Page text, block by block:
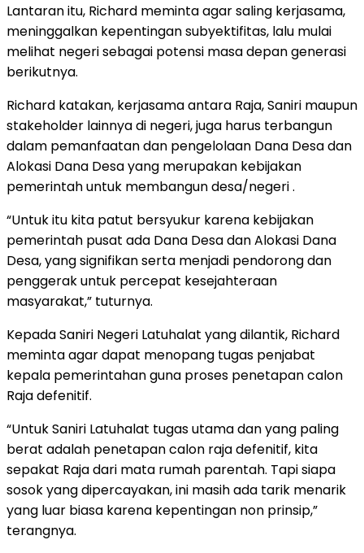
Lantaran itu, Richard meminta agar saling kerjasama,
meninggalkan kepentingan subyektifitas, lalu mulai
melihat negeri sebagai potensi masa depan generasi
berikutnya.
Richard katakan, kerjasama antara Raja, Saniri maupun
stakeholder lainnya di negeri, juga harus terbangun
dalam pemanfaatan dan pengelolaan Dana Desa dan
Alokasi Dana Desa yang merupakan kebijakan
pemerintah untuk membangun desa/negeri .
“Untuk itu kita patut bersyukur karena kebijakan
pemerintah pusat ada Dana Desa dan Alokasi Dana
Desa, yang signifikan serta menjadi pendorong dan
penggerak untuk percepat kesejahteraan
masyarakat,” tuturnya.
Kepada Saniri Negeri Latuhalat yang dilantik, Richard
meminta agar dapat menopang tugas penjabat
kepala pemerintahan guna proses penetapan calon
Raja defenitif.
“Untuk Saniri Latuhalat tugas utama dan yang paling
berat adalah penetapan calon raja defenitif, kita
sepakat Raja dari mata rumah parentah. Tapi siapa
sosok yang dipercayakan, ini masih ada tarik menarik
yang luar biasa karena kepentingan non prinsip,”
terangnya.